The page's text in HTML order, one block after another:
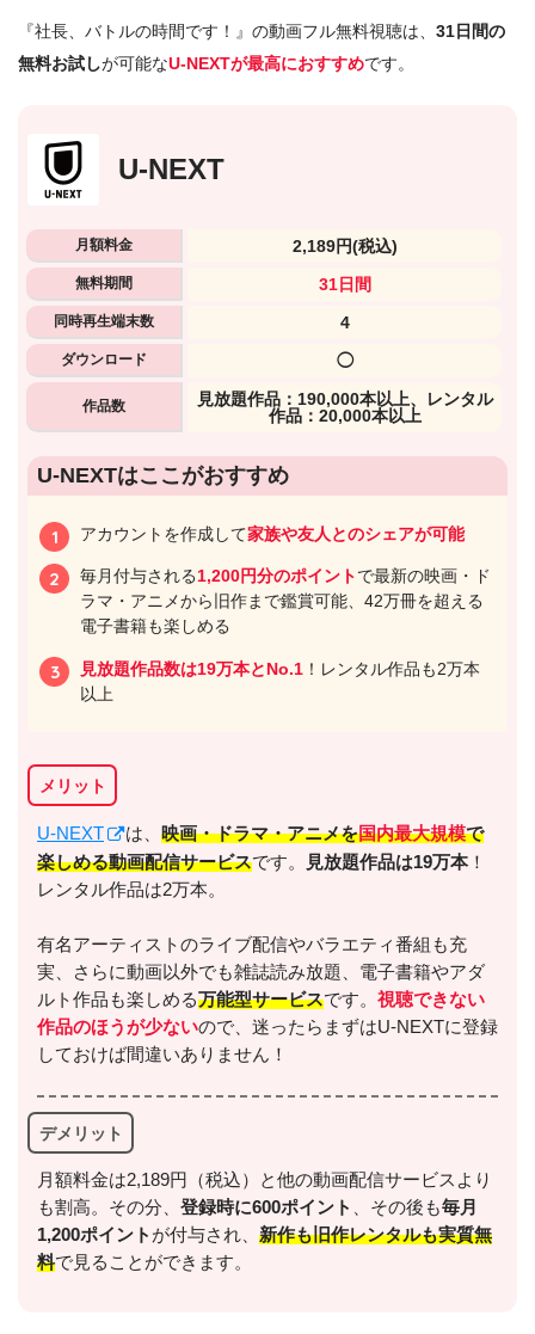
『社長、バトルの時間です！』の動画フル無料視聴は、 31日間の
無料お試しが可能なU-NEXTが最高におすすめです。
U-NEXT
月額料金 2,189円(税込)
無料期間 31日間
同時再生端末数 4
ダウンロード ◯
作品数
⾒放題作品：190,000本以上、レンタル
作品：20,000本以上
U-NEXTはここがおすすめ
アカウントを作成して家族や友人とのシェアが可能
毎月付与される1,200円分のポイントで最新の映画・ド
ラマ・アニメから旧作まで鑑賞可能、42万冊を超える
電子書籍も楽しめる
見放題作品数は19万本とNo.1 ！レンタル作品も2万本
以上
メリット
U-NEXT は、 映画・ドラマ・アニメを国内最大規模で
楽しめる動画配信サービスです。 見放題作品は19万本 ！
レンタル作品は2万本。
有名アーティストのライブ配信やバラエティ番組も充
実、さらに動画以外でも雑誌読み放題、電子書籍やアダ
ルト作品も楽しめる万能型サービスです。 視聴できない
作品のほうが少ないので、迷ったらまずはU-NEXTに登録
しておけば間違いありません！
デメリット
月額料金は2,189円（税込）と他の動画配信サービスより
も割高。その分、 登録時に600ポイント 、その後も毎月
1,200ポイント が付与され、 新作も旧作レンタルも実質無
料で見ることができます。